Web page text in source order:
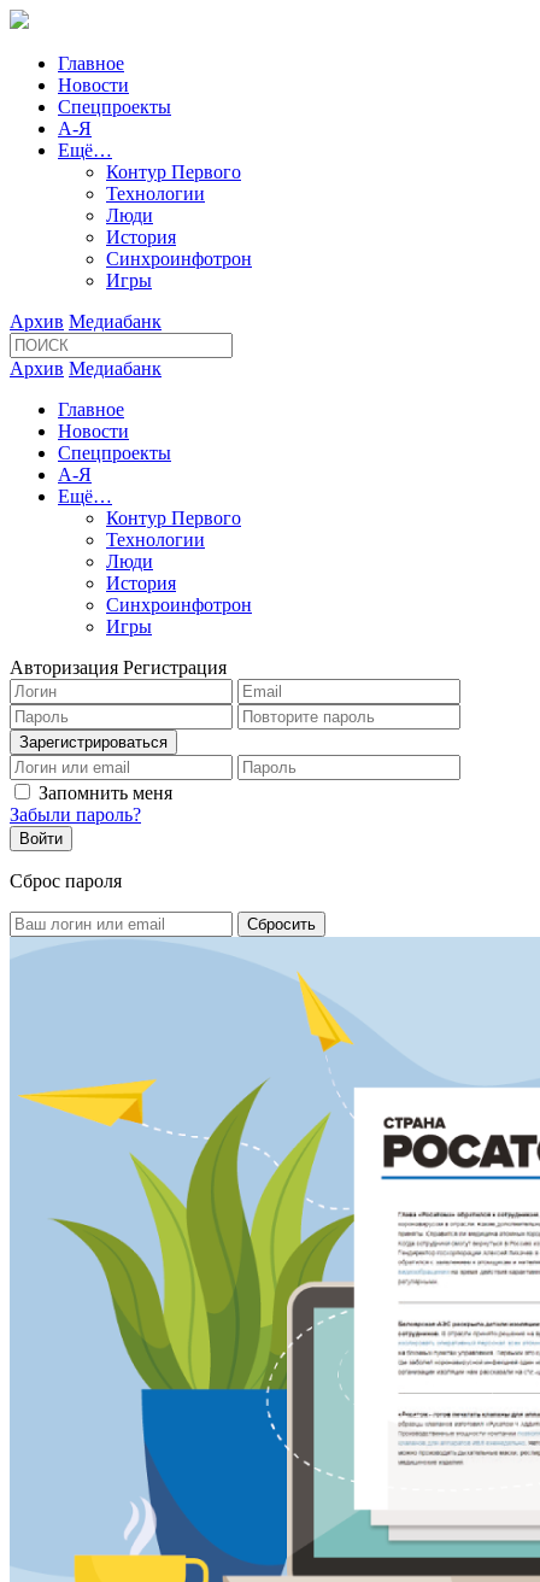
Главное
Новости
Спецпроекты
А-Я
Ещё…
Контур Первого
Технологии
Люди
История
Синхроинфотрон
Игры
Архив Медиабанк
Архив Медиабанк
Главное
Новости
Спецпроекты
А-Я
Ещё…
Контур Первого
Технологии
Люди
История
Синхроинфотрон
Игры
Авторизация Регистрация
Запомнить меня
Забыли пароль?
Сброс пароля